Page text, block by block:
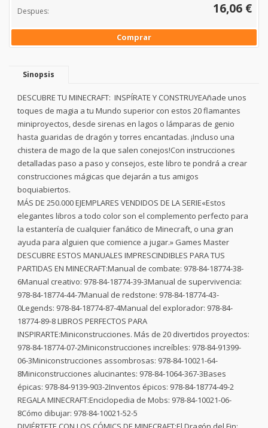
Despues: 16,06 €
Comprar
Sinopsis
DESCUBRE TU MINECRAFT: INSPÍRATE Y CONSTRUYEAñade unos
toques de magia a tu Mundo superior con estos 20 flamantes
miniproyectos, desde sirenas en lagos o lámparas de genio
hasta guaridas de dragón y torres encantadas. ¡Incluso una
chistera de mago de la que salen conejos!Con instrucciones
detalladas paso a paso y consejos, este libro te pondrá a crear
construcciones mágicas que dejarán a tus amigos
boquiabiertos.
MÁS DE 250.000 EJEMPLARES VENDIDOS DE LA SERIE«Estos
elegantes libros a todo color son el complemento perfecto para
la estantería de cualquier fanático de Minecraft, o una gran
ayuda para alguien que comience a jugar.» Games Master
DESCUBRE ESTOS MANUALES IMPRESCINDIBLES PARA TUS
PARTIDAS EN MINECRAFT:Manual de combate: 978-84-18774-38-
6Manual creativo: 978-84-18774-39-3Manual de supervivencia:
978-84-18774-44-7Manual de redstone: 978-84-18774-43-
0Legends: 978-84-18774-87-4Manual del explorador: 978-84-
18774-89-8 LIBROS PERFECTOS PARA
INSPIRARTE:Miniconstrucciones. Más de 20 divertidos proyectos:
978-84-18774-07-2Miniconstrucciones increíbles: 978-84-91399-
06-3Miniconstrucciones assombrosas: 978-84-10021-64-
8Miniconstrucciones alucinantes: 978-84-1064-367-3Bases
épicas: 978-84-9139-903-2Inventos épicos: 978-84-18774-49-2
REGALA MINECRAFT:Enciclopedia de Mobs: 978-84-10021-06-
8Cómo dibujar: 978-84-10021-52-5